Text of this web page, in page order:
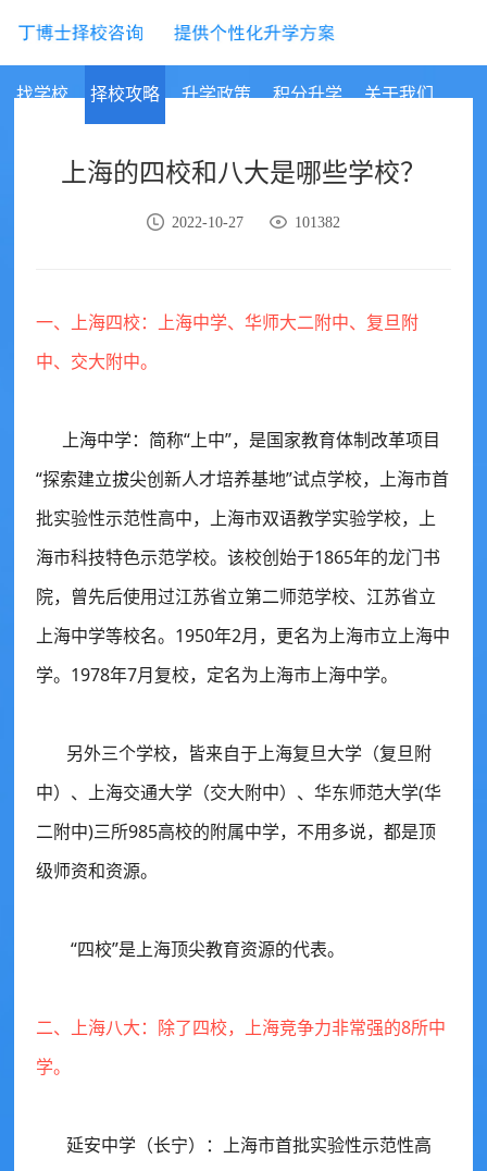
找学校 择校攻略 升学政策 积分升学 关于我们
择校咨询>高中择校
上海的四校和八大是哪些学校？
2022-10-27 101382
一、上海四校：上海中学、华师大二附中、复旦附
中、交大附中。
上海中学： 简称“上中”，是国家教育体制改革项目
“探索建立拔尖创新人才培养基地”试点学校，上海市首
批实验性示范性高中，上海市双语教学实验学校，上
海市科技特色示范学校。该校创始于1865年的龙门书
院，曾先后使用过江苏省立第二师范学校、江苏省立
上海中学等校名。1950年2月，更名为上海市立上海中
学。1978年7月复校，定名为上海市上海中学。
另外三个学校，皆来自于上海复旦大学（复旦附
中）、上海交通大学（交大附中）、华东师范大学(华
二附中)三所985高校的附属中学，不用多说，都是顶
级师资和资源。
“四校”是上海顶尖教育资源的代表。
二、上海八大：除了四校，上海竞争力非常强的8所中
学。
延安中学（长宁）： 上海市首批实验性示范性高